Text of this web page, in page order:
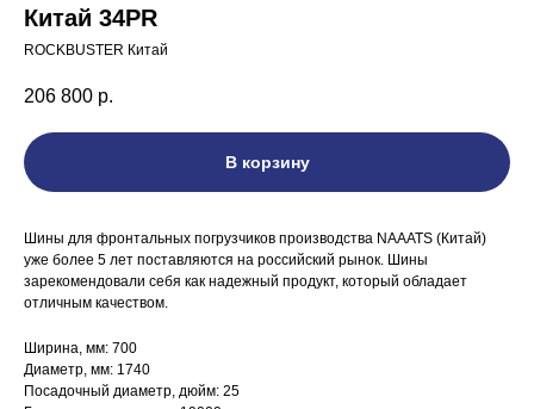
Китай 34PR
ROCKBUSTER Китай
206 800 р.
В корзину
Шины для фронтальных погрузчиков производства NAAATS (Китай)
уже более 5 лет поставляются на российский рынок. Шины
зарекомендовали себя как надежный продукт, который обладает
отличным качеством.
Ширина, мм: 700
Диаметр, мм: 1740
Посадочный диаметр, дюйм: 25